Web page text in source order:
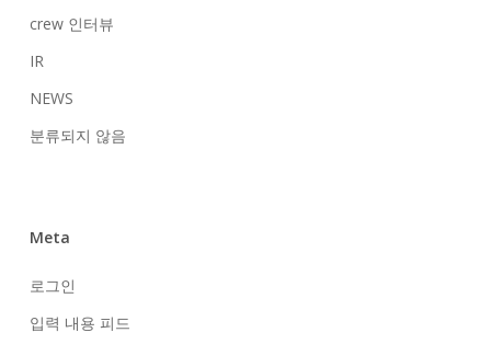
crew 인터뷰
IR
NEWS
분류되지 않음
Meta
로그인
입력 내용 피드